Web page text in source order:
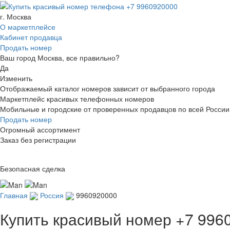
г. Москва
О маркетплейсе
Кабинет продавца
Продать номер
Ваш город Москва, все правильно?
Да
Изменить
Отображаемый каталог номеров зависит от выбранного города
Маркетплейс красивых телефонных номеров
Мобильные и городские от проверенных продавцов по всей России
Продать номер
Огромный ассортимент
Заказ без регистрации
Безопасная сделка
Главная Россия 9960920000
Купить красивый номер +7